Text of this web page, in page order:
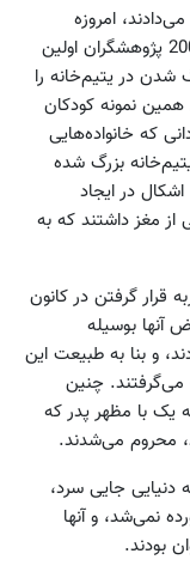
امروزه
پژوهش‌ها هم آن را ثابت می‌کنند. در سال 2007 پژوهشگران اولین
در یتیم‌خانه را
نمونه کودکان
که خانواده‌هایی
یتیم‌خانه بزرگ شده
در ایجاد
مغز داشتند که به
قرار گرفتن در کانون
آنها بوسیله
و بنا به طبیعت این
می‌گرفتند. چنین
یک با مظهر پدر که
محروم می‌شدند.
دنیایی جایی سرد،
نمی‌شد، و آنها
بودند.